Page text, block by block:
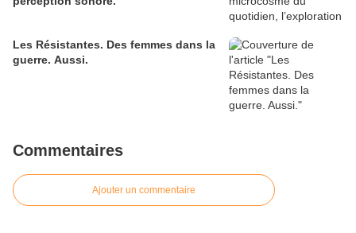
Les Résistantes. Des femmes dans la
guerre. Aussi.
Commentaires
Ajouter un commentaire